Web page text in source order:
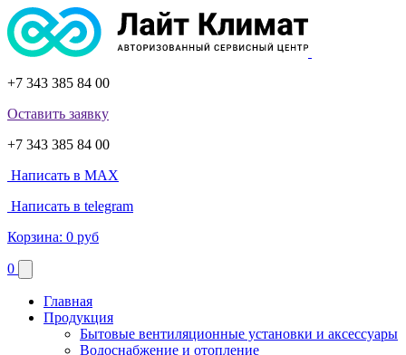
+7 343 385 84 00
Оставить заявку
+7 343 385 84 00
Написать в MAX
Написать в telegram
Корзина: 0 руб
0
Главная
Продукция
Бытовые вентиляционные установки и аксессуары
Водоснабжение и отопление